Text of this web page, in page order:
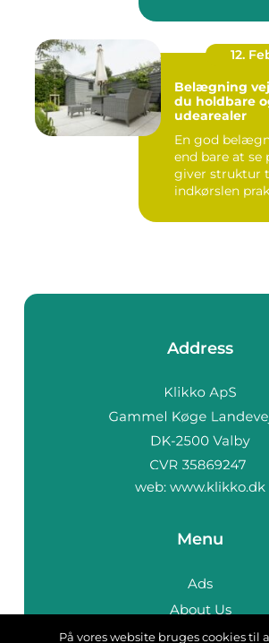
12.
Belægning vejle
du holdbare
udearealer
En god
end bare at
giver struktur
indkørslen
Address
web: www.klikko.dk
Menu
Ads
About Us
Cookies
På vores website bruges cookies til